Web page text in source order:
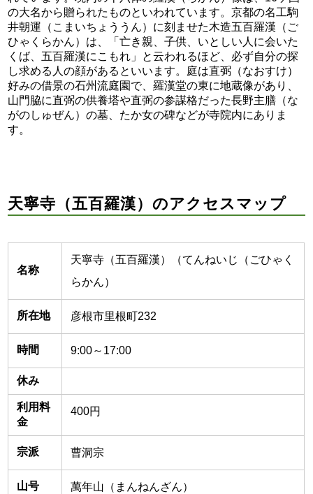
の大名から贈られたものといわれています。京都の名工駒
井朝運（こまいちょううん）に刻ませた木造五百羅漢（ご
ひゃくらかん）は、「亡き親、子供、いとしい人に会いた
くば、五百羅漢にこもれ」と云われるほど、必ず自分の探
し求める人の顔があるといいます。庭は直弼（なおすけ）
好みの借景の石州流庭園で、羅漢堂の東に地蔵像があり、
山門脇に直弼の供養塔や直弼の参謀格だった長野主膳（な
がのしゅぜん）の墓、たか女の碑などが寺院内にありま
す。
天寧寺（五百羅漢）のアクセスマップ
名称
天寧寺（五百羅漢）（てんねいじ（ごひゃく
らかん）
所在地 彦根市里根町232
時間 9:00～17:00
休み
利用料
金
400円
宗派 曹洞宗
山号 萬年山（まんねんざん）